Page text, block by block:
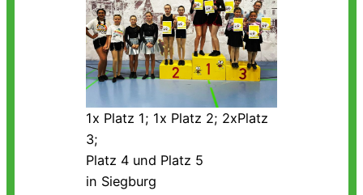
1x Platz 1; 1x Platz 2; 2xPlatz
3;
Platz 4 und Platz 5
in Siegburg